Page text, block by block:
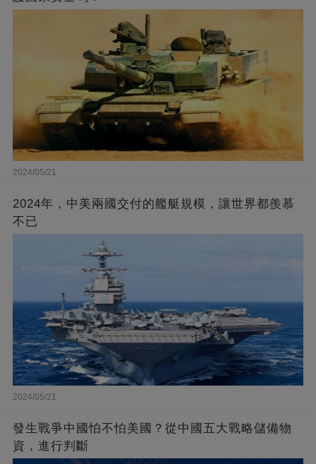
2024/05/21
2024年，中美兩國交付的艦艇規模，讓世界都羨慕
不已
2024/05/21
發生戰爭中國怕不怕美國？從中國五大戰略儲備物
資，進行判斷